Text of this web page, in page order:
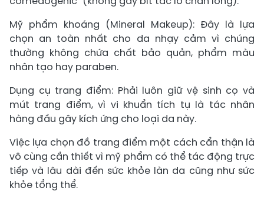
Mỹ phẩm khoáng (Mineral Makeup): Đây là lựa
chọn an toàn nhất cho da nhạy cảm vì chúng
thường không chứa chất bảo quản, phẩm màu
nhân tạo hay paraben.
Dụng cụ trang điểm: Phải luôn giữ vệ sinh cọ và
mút trang điểm, vì vi khuẩn tích tụ là tác nhân
hàng đầu gây kích ứng cho loại da này.
Việc lựa chọn đồ trang điểm một cách cẩn thận là
vô cùng cần thiết vì mỹ phẩm có thể tác động trực
tiếp và lâu dài đến sức khỏe làn da cũng như sức
khỏe tổng thể.